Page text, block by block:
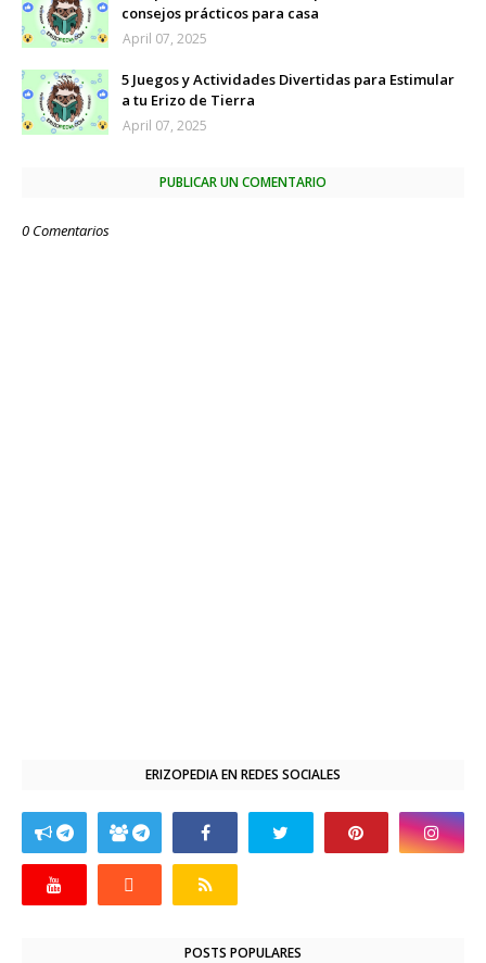
consejos prácticos para casa
April 07, 2025
5 Juegos y Actividades Divertidas para Estimular
a tu Erizo de Tierra
April 07, 2025
PUBLICAR UN COMENTARIO
0 Comentarios
ERIZOPEDIA EN REDES SOCIALES
POSTS POPULARES